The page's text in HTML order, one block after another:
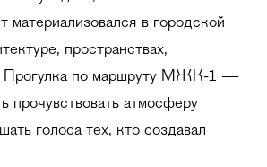
материализовался в городской
пространствах,
Прогулка по маршруту МЖК-1 —
прочувствовать атмосферу
голоса тех, кто создавал